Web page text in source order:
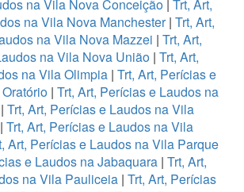
na Vila Nova Conceição| Trt, Art,
na Vila Nova Manchester| Trt, Art,
na Vila Nova Mazzei | Trt, Art,
na Vila Nova União| Trt, Art,
na Vila Olimpia | Trt, Art, Perícias e
| Trt, Art, Perícias e Laudos na
Trt, Art, Perícias e Laudos na Vila
| Trt, Art, Perícias e Laudos na Vila
Art, Perícias e Laudos na Vila Parque
e Laudos na Jabaquara | Trt, Art,
na Vila Pauliceia| Trt, Art, Perícias